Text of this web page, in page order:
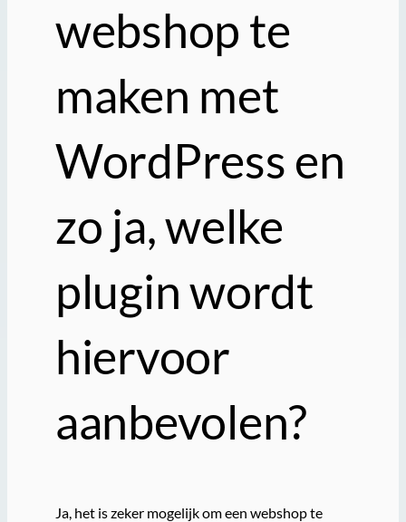
webshop te
maken met
WordPress en
zo ja, welke
plugin wordt
hiervoor
aanbevolen?
Ja, het is zeker mogelijk om een webshop te